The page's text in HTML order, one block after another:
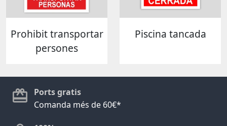
Prohibit transportar
persones
Piscina tancada
Ports gratis
Comanda més de 60€*